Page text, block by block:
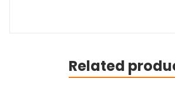
Related